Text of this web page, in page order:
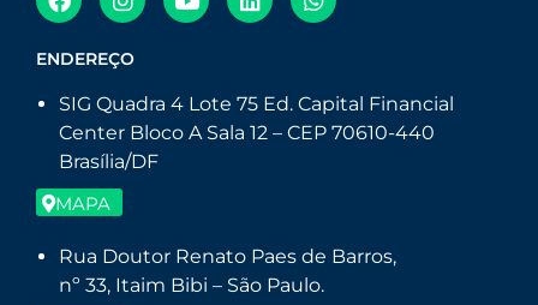
ENDEREÇO
SIG Quadra 4 Lote 75 Ed. Capital Financial
Center Bloco A Sala 12 – CEP 70610-440
Brasília/DF
MAPA
Rua Doutor Renato Paes de Barros,
nº 33, Itaim Bibi – São Paulo.